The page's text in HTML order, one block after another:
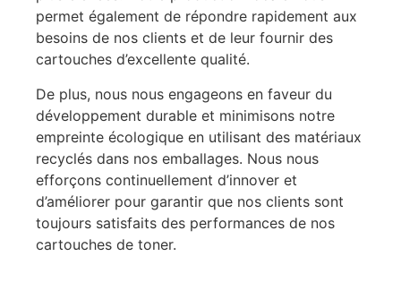
permet également de répondre rapidement aux
besoins de nos clients et de leur fournir des
cartouches d’excellente qualité.
De plus, nous nous engageons en faveur du
développement durable et minimisons notre
empreinte écologique en utilisant des matériaux
recyclés dans nos emballages. Nous nous
efforçons continuellement d’innover et
d’améliorer pour garantir que nos clients sont
toujours satisfaits des performances de nos
cartouches de toner.